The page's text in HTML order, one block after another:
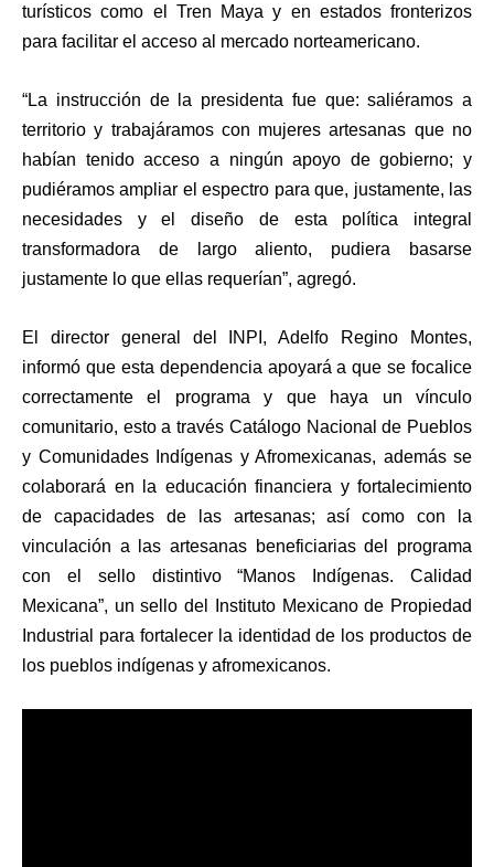
turísticos como el Tren Maya y en estados fronterizos
para facilitar el acceso al mercado norteamericano.
“La instrucción de la presidenta fue que: saliéramos a
territorio y trabajáramos con mujeres artesanas que no
habían tenido acceso a ningún apoyo de gobierno; y
pudiéramos ampliar el espectro para que, justamente, las
necesidades y el diseño de esta política integral
transformadora de largo aliento, pudiera basarse
justamente lo que ellas requerían”, agregó.
El director general del INPI, Adelfo Regino Montes,
informó que esta dependencia apoyará a que se focalice
correctamente el programa y que haya un vínculo
comunitario, esto a través Catálogo Nacional de Pueblos
y Comunidades Indígenas y Afromexicanas, además se
colaborará en la educación financiera y fortalecimiento
de capacidades de las artesanas; así como con la
vinculación a las artesanas beneficiarias del programa
con el sello distintivo “Manos Indígenas. Calidad
Mexicana”, un sello del Instituto Mexicano de Propiedad
Industrial para fortalecer la identidad de los productos de
los pueblos indígenas y afromexicanos.